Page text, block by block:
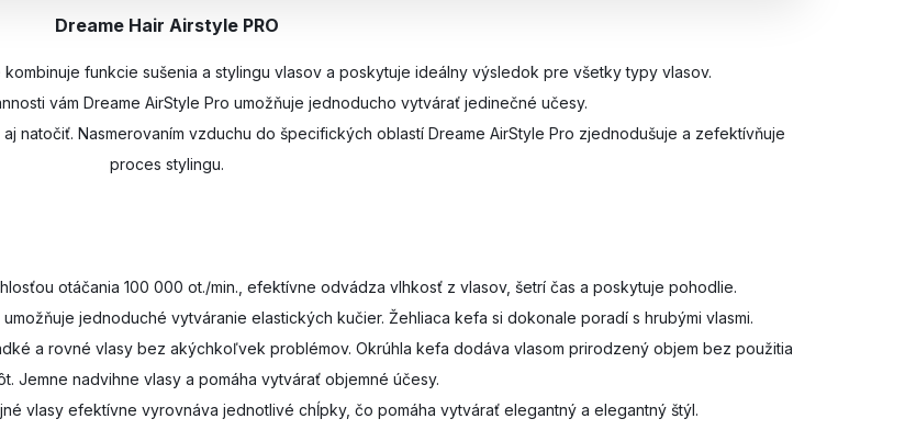
Dreame Hair Airstyle PRO
funkcie sušenia a stylingu vlasov a poskytuje ideálny výsledok pre všetky typy vlasov.
vám Dreame AirStyle Pro umožňuje jednoducho vytvárať jedinečné učesy.
natočiť. Nasmerovaním vzduchu do špecifických oblastí Dreame AirStyle Pro zjednodušuje a zefektívňuje
proces stylingu.
otáčania 100 000 ot./min., efektívne odvádza vlhkosť z vlasov, šetrí čas a poskytuje pohodlie.
jednoduché vytváranie elastických kučier. Žehliaca kefa si dokonale poradí s hrubými vlasmi.
a rovné vlasy bez akýchkoľvek problémov. Okrúhla kefa dodáva vlasom prirodzený objem bez použitia
Jemne nadvihne vlasy a pomáha vytvárať objemné účesy.
vlasy efektívne vyrovnáva jednotlivé chĺpky, čo pomáha vytvárať elegantný a elegantný štýl.